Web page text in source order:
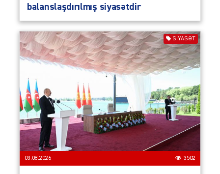
balanslaşdırılmış siyasətdir
SIYASƏT
03.08.2026 3502